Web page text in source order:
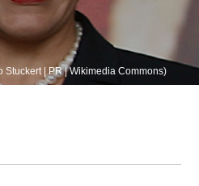
Stuckert | PR | Wikimedia Commons)